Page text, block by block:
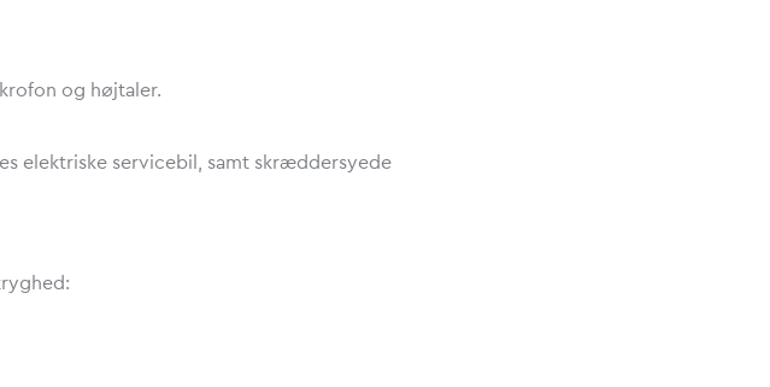
og højtaler.
elektriske servicebil, samt skræddersyede